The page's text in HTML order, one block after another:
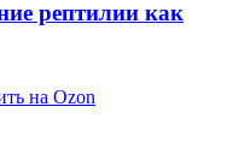
рептилии как